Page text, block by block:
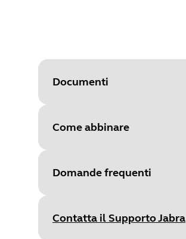
Documenti
Size 601.6 KB
Come abbinare
Domande frequenti
Contatta il Supporto Jabra